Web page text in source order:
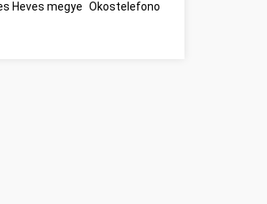
Heves megye Okostelefonok Heves Heves